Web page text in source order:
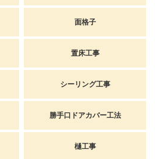
面格子
置床工事
シーリング工事
勝手口ドアカバー工法
樋工事